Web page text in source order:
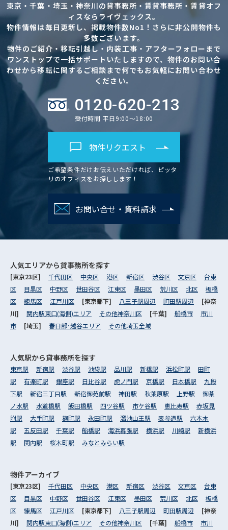
東京・千葉・埼玉・神奈川の貸事務所・賃貸事務所・賃貸オフ
ィスならライヴェックス。
物件情報は毎日更新し、掲載物件数No1！さらに非公開物件も
多数ございます。
物件のご紹介・移転引越し・内装工事・アフターフォローまで
ワンストップで一括サポートいたしますので、物件のお問い合
わせから移転に関するご相談まで何でもお気軽にお問い合わせ
ください。
0120-620-213
受付時間 平日9:00～18:00
物件リクエスト
ご希望条件だけお伝えいただければ、ピッタ
リのオフィスをお探しします！
お問い合せ・資料請求
人気エリアから貸事務所を探す
[東京23区] 千代田区 中央区 港区 新宿区 渋谷区 文京区
台東
区
目黒区 中野区 世田谷区 江東区 墨田区 荒川区 北区
板橋
区
練馬区 江戸川区 [東京都下] 八王子駅周辺 町田駅周辺
[神奈
川] 関内駅東口(海側)エリア その他神奈川区 [千葉] 船橋市
市川
市
[埼玉] 春日部･越谷エリア その他埼玉全域
人気駅から貸事務所を探す
東京駅 新宿駅 渋谷駅 池袋駅 品川駅 新橋駅 浜松町駅
田町
駅
有楽町駅 銀座駅 日比谷駅 虎ノ門駅 京橋駅 日本橋駅
九段
下駅
新宿三丁目駅 新宿御苑前駅 神田駅 秋葉原駅 上野駅
御茶
ノ水駅
水道橋駅 飯田橋駅 四ツ谷駅 市ケ谷駅 恵比寿駅
赤坂見
附駅
大手町駅 麹町駅 永田町駅 溜池山王駅 表参道駅
六本木
駅
五反田駅 千葉駅 船橋駅 海浜幕張駅 横浜駅 川崎駅
新横浜
駅
関内駅 桜木町駅 みなとみらい駅
物件アーカイブ
[東京23区] 千代田区 中央区 港区 新宿区 渋谷区 文京区
台東
区
目黒区 中野区 世田谷区 江東区 墨田区 荒川区 北区
板橋
区
練馬区 江戸川区 [東京都下] 八王子駅周辺 町田駅周辺
[神奈
川] 関内駅東口(海側)エリア その他神奈川区 [千葉] 船橋市 市川